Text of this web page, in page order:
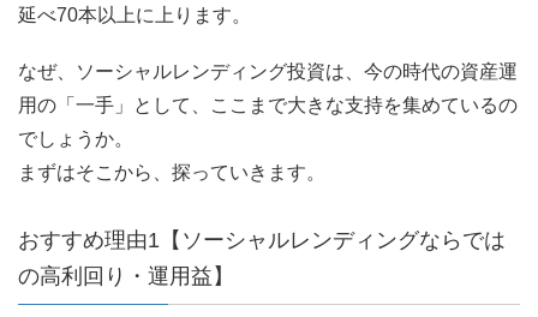
延べ70本以上に上ります。
なぜ、ソーシャルレンディング投資は、今の時代の資産運
用の「一手」として、ここまで大きな支持を集めているの
でしょうか。
まずはそこから、探っていきます。
おすすめ理由1【ソーシャルレンディングならでは
の高利回り・運用益】